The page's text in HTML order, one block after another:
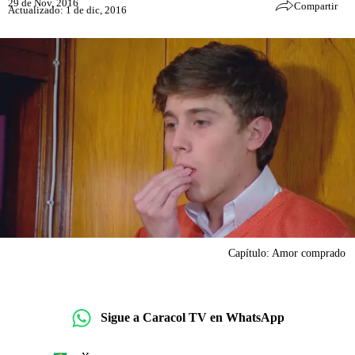
29 de Nov, 2016
Actualizado: 1 de dic, 2016 Compartir
Capítulo: Amor comprado
Sigue a Caracol TV en WhatsApp